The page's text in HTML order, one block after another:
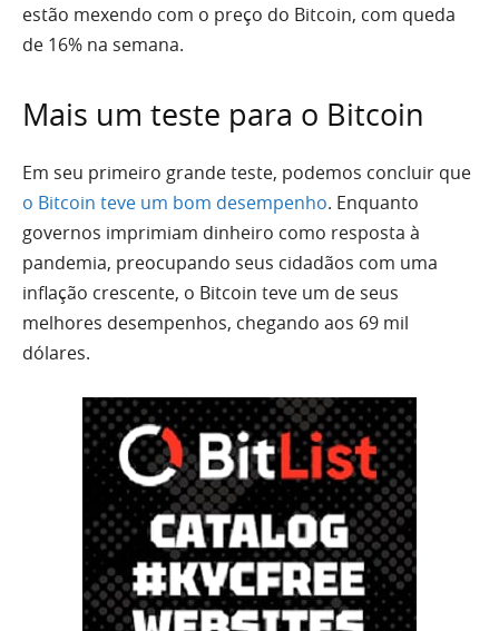
estão mexendo com o preço do Bitcoin, com queda
de 16% na semana.
Mais um teste para o Bitcoin
Em seu primeiro grande teste, podemos concluir que
o Bitcoin teve um bom desempenho. Enquanto
governos imprimiam dinheiro como resposta à
pandemia, preocupando seus cidadãos com uma
inflação crescente, o Bitcoin teve um de seus
melhores desempenhos, chegando aos 69 mil
dólares.